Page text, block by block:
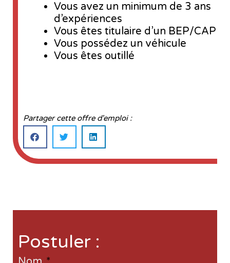
Vous avez un minimum de 3 ans
d’expériences
Vous êtes titulaire d’un BEP/CAP
Vous possédez un véhicule
Vous êtes outillé
Partager cette offre d'emploi :
Postuler :